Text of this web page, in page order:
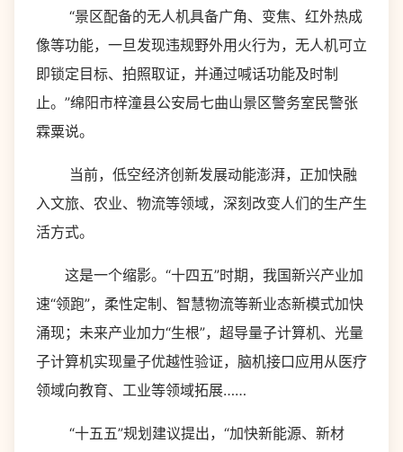
“景区配备的无人机具备广角、变焦、红外热成
像等功能，一旦发现违规野外用火行为，无人机可立
即锁定目标、拍照取证，并通过喊话功能及时制
止。”绵阳市梓潼县公安局七曲山景区警务室民警张
霖粟说。
当前，低空经济创新发展动能澎湃，正加快融
入文旅、农业、物流等领域，深刻改变人们的生产生
活方式。
这是一个缩影。“十四五”时期，我国新兴产业加
速“领跑”，柔性定制、智慧物流等新业态新模式加快
涌现；未来产业加力“生根”，超导量子计算机、光量
子计算机实现量子优越性验证，脑机接口应用从医疗
领域向教育、工业等领域拓展……
“十五五”规划建议提出，“加快新能源、新材